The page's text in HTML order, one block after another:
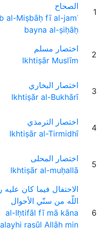
1
الصحاح
al-Miṣbāḥ fī al-jamʿ
bayna al-ṣiḥāḥ
2
اختصار مسلم
Ikhtiṣār Muslīm
3
اختصار البخاري
Ikhtiṣār al-Bukhārī
4
اختصار الترمذي
Ikhtiṣār al-Tirmidhī
5
اختصار المحلى
Ikhtiṣār al-muḥallā
6
الاحتفال فيما كان
اللّه من سنّي الأحوال
al-Iḥtifāl fī mā kāna
rasūl Allāh min